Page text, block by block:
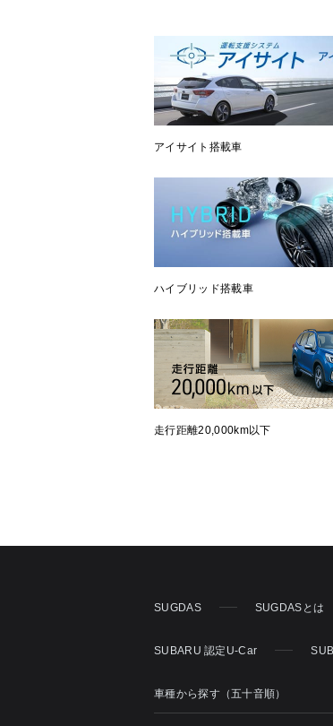
アイサイト搭載車
ハイブリッド搭載車
走行距離20,000km以下
SUGDAS SUGDASとは
SUBARU 認定U-Car
車種から探す（五十音順）